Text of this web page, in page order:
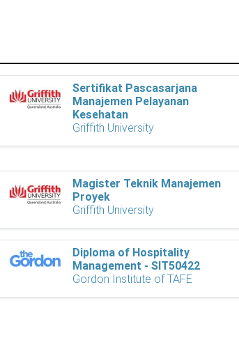
Sertifikat Pascasarjana
Manajemen Pelayanan
Kesehatan
Griffith University
Magister Teknik Manajemen
Proyek
Griffith University
Diploma of Hospitality
Management - SIT50422
Gordon Institute of TAFE